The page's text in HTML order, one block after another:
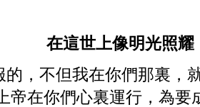
在這世上像明光照耀
，不但我在你們那裏，
帝在你們心裏運行，為要